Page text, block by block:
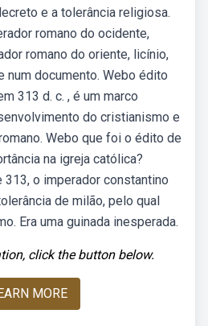
e a tolerância religiosa.
romano do ocidente,
romano do oriente, licínio,
num documento. Webo édito
313 d. c. , é um marco
do cristianismo e
Webo que foi o édito de
na igreja católica?
313, o imperador constantino
de milão, pelo qual
Era uma guinada inesperada.
click the button below.
MORE